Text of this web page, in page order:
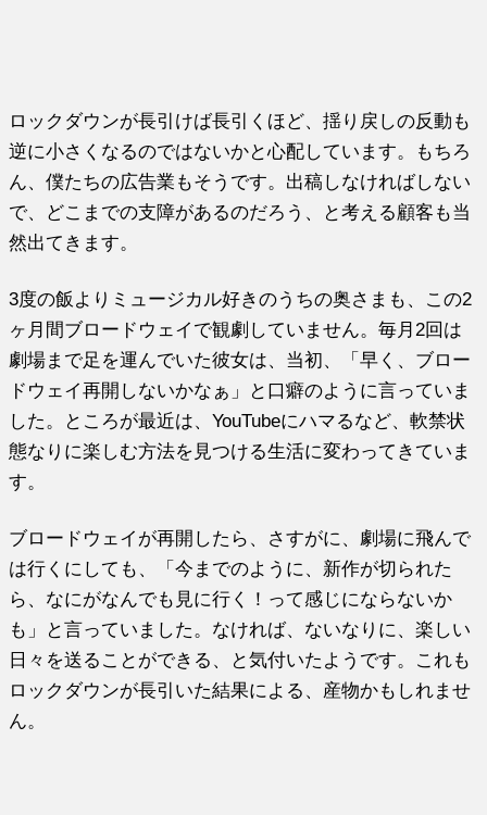
ロックダウンが長引けば長引くほど、揺り戻しの反動も
逆に小さくなるのではないかと心配しています。もちろ
ん、僕たちの広告業もそうです。出稿しなければしない
で、どこまでの支障があるのだろう、と考える顧客も当
然出てきます。
3度の飯よりミュージカル好きのうちの奥さまも、この2
ヶ月間ブロードウェイで観劇していません。毎月2回は
劇場まで足を運んでいた彼女は、当初、「早く、ブロー
ドウェイ再開しないかなぁ」と口癖のように言っていま
した。ところが最近は、YouTubeにハマるなど、軟禁状
態なりに楽しむ方法を見つける生活に変わってきていま
す。
ブロードウェイが再開したら、さすがに、劇場に飛んで
は行くにしても、「今までのように、新作が切られた
ら、なにがなんでも見に行く！って感じにならないか
も」と言っていました。なければ、ないなりに、楽しい
日々を送ることができる、と気付いたようです。これも
ロックダウンが長引いた結果による、産物かもしれませ
ん。